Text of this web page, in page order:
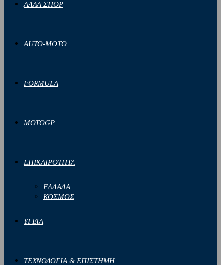
ΑΛΛΑ ΣΠΟΡ
AUTO-MOTO
FORMULA
MOTOGP
ΕΠΙΚΑΙΡΟΤΗΤΑ
ΕΛΛΑΔΑ
ΚΟΣΜΟΣ
ΥΓΕΙΑ
ΤΕΧΝΟΛΟΓΙΑ & ΕΠΙΣΤΗΜΗ